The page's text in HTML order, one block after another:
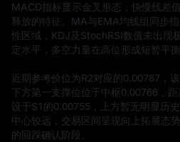
MACD指标显示金叉形态，快慢线差
释放的特征。MA与EMA均线组同步
性区域，KDJ及StochRSI数值未出现
定水平，多空力量在高位形成短暂平
近期参考价位为R2对应的0.00787，
下方第一支撑位位于中枢0.00766，
设于S1的0.00755，上方暂无明显历
中心较远，交易区间呈现向上拓展态
的回踩确认阶段。